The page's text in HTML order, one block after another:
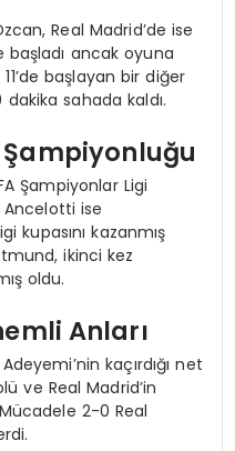
Real Madrid’de ise
başladı ancak oyuna
başlayan bir diğer
sahada kaldı.
Şampiyonluğu
Şampiyonlar Ligi
Ancelotti ise
kupasını kazanmış
ikinci kez
oldu.
Anları
kaçırdığı net
ve Real Madrid’in
2-0 Real